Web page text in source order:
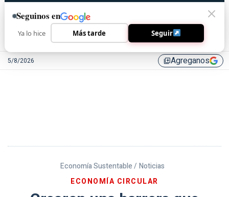
5/8/2026 library_addAgreganos
Economía Sustentable / Noticias
ECONOMÍA CIRCULAR
Seguinos en
Ya lo hice Más tarde Seguir